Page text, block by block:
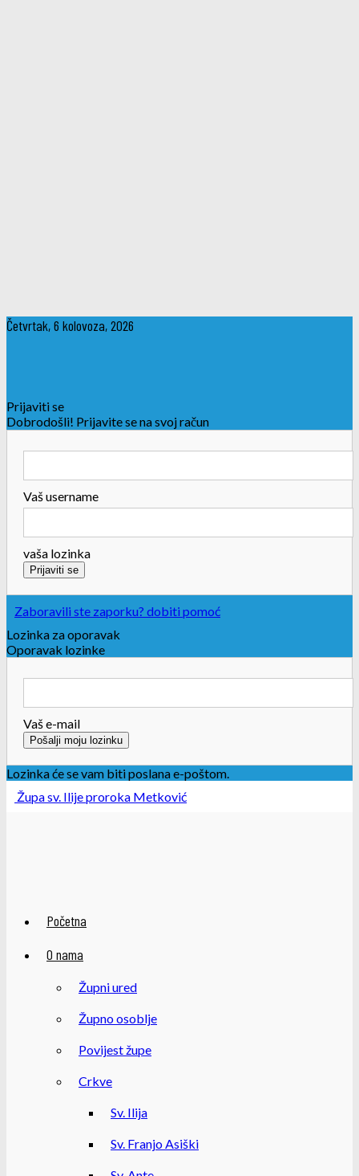
Četvrtak, 6 kolovoza, 2026
Prijaviti se
Dobrodošli! Prijavite se na svoj račun
Vaš username
vaša lozinka
Zaboravili ste zaporku? dobiti pomoć
Lozinka za oporavak
Oporavak lozinke
Vaš e-mail
Lozinka će se vam biti poslana e-poštom.
Župa sv. Ilije proroka Metković
Početna
O nama
Župni ured
Župno osoblje
Povijest župe
Crkve
Sv. Ilija
Sv. Franjo Asiški